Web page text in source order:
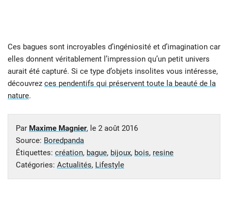
Ces bagues sont incroyables d’ingéniosité et d’imagination car
elles donnent véritablement l’impression qu’un petit univers
aurait été capturé. Si ce type d’objets insolites vous intéresse,
découvrez ces pendentifs qui préservent toute la beauté de la
nature.
Par Maxime Magnier, le 2 août 2016
Source: Boredpanda
Étiquettes: création, bague, bijoux, bois, resine
Catégories: Actualités, Lifestyle